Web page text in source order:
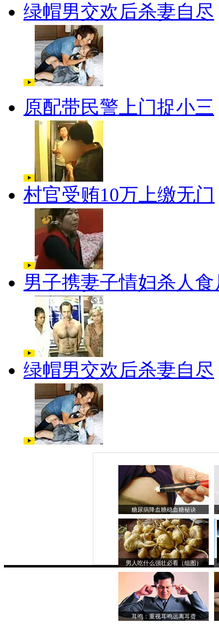
绿帽男交欢后杀妻自尽
原配带民警上门捉小三
村官受贿10万上缴无门
男子携妻子情妇杀人食
绿帽男交欢后杀妻自尽
糖尿病降血糖稳血糖秘诀
男人吃什么强壮必看（组图）
耳鸣：重视耳鸣远离耳聋